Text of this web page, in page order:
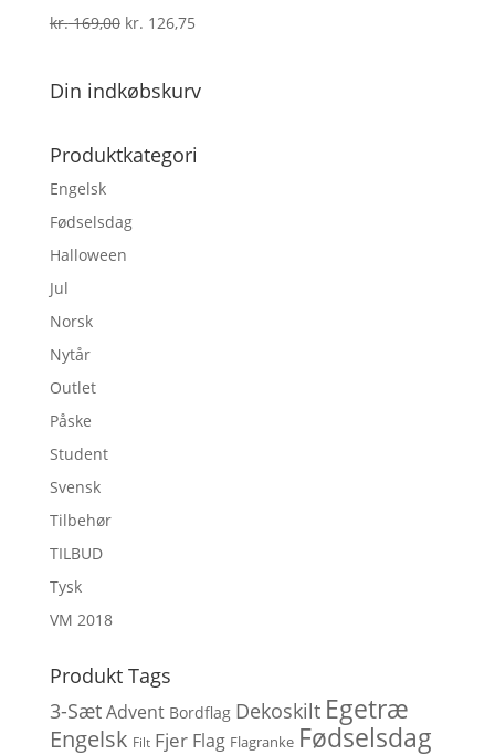
kr.169,00 Den
var:
kr. 126,75Den
er:
Din indkøbskurv
Produktkategori
Engelsk
Fødselsdag
Halloween
Jul
Norsk
Nytår
Outlet
Påske
Student
Svensk
Tilbehør
TILBUD
Tysk
VM 2018
Produkt Tags
3-SætAdvent Bordflag Dekoskilt Egetræ
Engelsk Filt Fjer Flag Flagranke Fødselsdag